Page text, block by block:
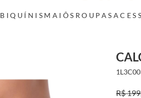
BIQUÍNIS MAIÔS ROUPAS
R$